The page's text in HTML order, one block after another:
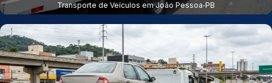
Transporte de Veículos em João Pessoa‑PB